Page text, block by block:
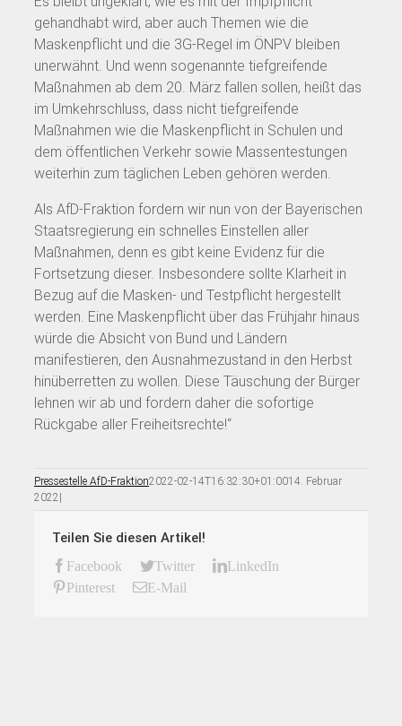
gehandhabt wird, aber auch Themen wie die
Maskenpflicht und die 3G-Regel im ÖNPV bleiben
unerwähnt. Und wenn sogenannte tiefgreifende
Maßnahmen ab dem 20. März fallen sollen, heißt das
im Umkehrschluss, dass nicht tiefgreifende
Maßnahmen wie die Maskenpflicht in Schulen und
dem öffentlichen Verkehr sowie Massentestungen
weiterhin zum täglichen Leben gehören werden.
Als AfD-Fraktion fordern wir nun von der Bayerischen
Staatsregierung ein schnelles Einstellen aller
Maßnahmen, denn es gibt keine Evidenz für die
Fortsetzung dieser. Insbesondere sollte Klarheit in
Bezug auf die Masken- und Testpflicht hergestellt
werden. Eine Maskenpflicht über das Frühjahr hinaus
würde die Absicht von Bund und Ländern
manifestieren, den Ausnahmezustand in den Herbst
hinüberretten zu wollen. Diese Täuschung der Bürger
lehnen wir ab und fordern daher die sofortige
Rückgabe aller Freiheitsrechte!“
Pressestelle AfD-Fraktion2022-02-14T16:32:30+01:0014. Februar
2022 |
Teilen Sie diesen Artikel!
Facebook Twitter
LinkedIn
Pinterest
E-Mail